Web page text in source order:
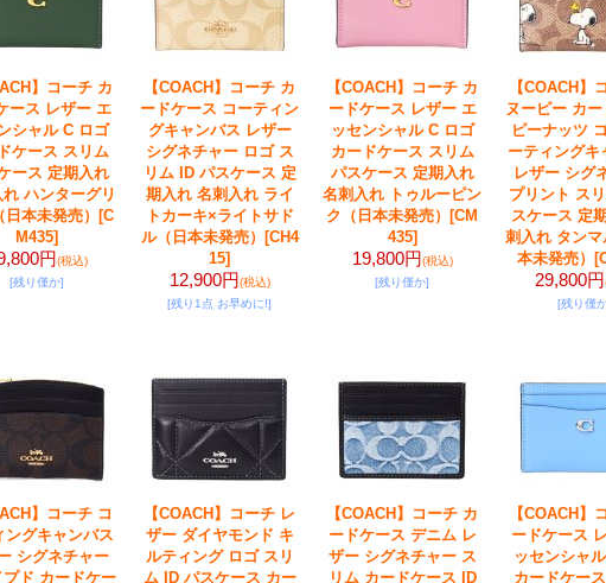
】コーチ カ
ース レザー エ
シャル C ロゴ
ケース スリム
ース 定期入れ
ハンターグリ
日本未発売）
[C
M435]
円(税込)
[残り僅か]
【COACH】コーチ カ
ードケース コーティン
グキャンバス レザー
シグネチャー ロゴ ス
リム ID パスケース 定
期入れ 名刺入れ ライ
トカーキ×ライトサド
ル（日本未発売）
[CH4
15]
12,900円(税込)
[残り1点 お早めに!]
【COACH】コーチ カ
ードケース レザー エ
ッセンシャル C ロゴ
カードケース スリム
パスケース 定期入れ
名刺入れ トゥルーピン
ク（日本未発売）
[CM
435]
19,800円(税込)
[残り僅か]
【COACH】
ヌーピー カ
ピーナッツ
ーティングキ
レザー シグ
プリント ス
スケース 定
刺入れ タンマ
本未発売）
29,800円
[残り僅
】コーチ コ
ングキャンバス
シグネチャー
プド カードケー
【COACH】コーチ レ
ザー ダイヤモンド キ
ルティング ロゴ スリ
ム ID パスケース カー
【COACH】コーチ カ
ードケース デニム レ
ザー シグネチャー ス
リム カードケース ID
【COACH】
ードケース
ッセンシャ
カードケー